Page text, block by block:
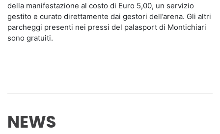
della manifestazione al costo di Euro 5,00, un servizio
gestito e curato direttamente dai gestori dell’arena. Gli altri
parcheggi presenti nei pressi del palasport di Montichiari
sono gratuiti.
NEWS